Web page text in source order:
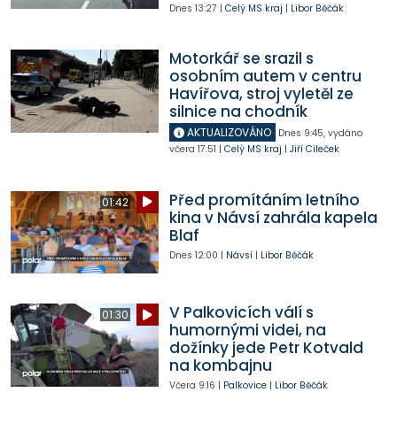
Dnes 13:27 | Celý MS kraj | Libor Běčák
Motorkář se srazil s
osobním autem v centru
Havířova, stroj vyletěl ze
silnice na chodník
AKTUALIZOVÁNO Dnes 9:45, vydáno
včera 17:51 | Celý MS kraj | Jiří Cileček
01:42
Před promítáním letního
kina v Návsí zahrála kapela
Blaf
Dnes 12:00 | Návsí| Libor Běčák
01:30
V Palkovicích válí s
humornými videi, na
dožínky jede Petr Kotvald
na kombajnu
Včera 9:16 | Palkovice| Libor Běčák